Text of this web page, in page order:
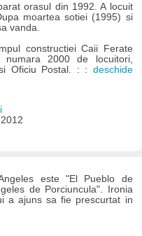
orasul din 1992. A locuit
moartea sotiei (1995) si
vanda.
constructiei Caii Ferate
numara 2000 de locuitori,
Oficiu Postal. : : deschide
este "El Pueblo de
de Porciuncula". Ironia
a ajuns sa fie prescurtat in